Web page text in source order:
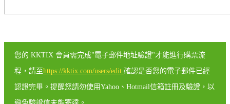
您的 KKTIX 會員需完成"電子郵件地址驗證"才能進行購票流
程，請至https://kktix.com/users/edit 確認是否您的電子郵件已經
認證完畢。提醒您請勿使用Yahoo、Hotmail信箱註冊及驗證，以